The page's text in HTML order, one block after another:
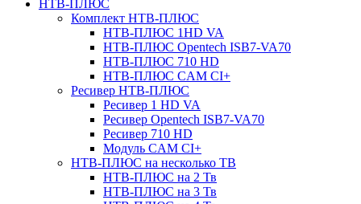
НТВ-ПЛЮС
Комплект НТВ-ПЛЮС
НТВ-ПЛЮС 1HD VA
НТВ-ПЛЮС Opentech ISB7-VA70
НТВ-ПЛЮС 710 HD
НТВ-ПЛЮС CAM CI+
Ресивер НТВ-ПЛЮС
Ресивер 1 HD VA
Ресивер Opentech ISB7-VA70
Ресивер 710 HD
Модуль CAM CI+
НТВ-ПЛЮС на несколько ТВ
НТВ-ПЛЮС на 2 Тв
НТВ-ПЛЮС на 3 Тв